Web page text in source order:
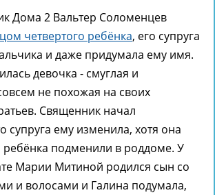
Дома 2 Вальтер Соломенцев
четвертого ребёнка, его супруга
и даже придумала ему имя.
девочка - смуглая и
не похожая на своих
Священник начал
супруга ему изменила, хотя она
ребёнка подменили в роддоме. У
Марии Митиной родился сын со
и волосами и Галина подумала,